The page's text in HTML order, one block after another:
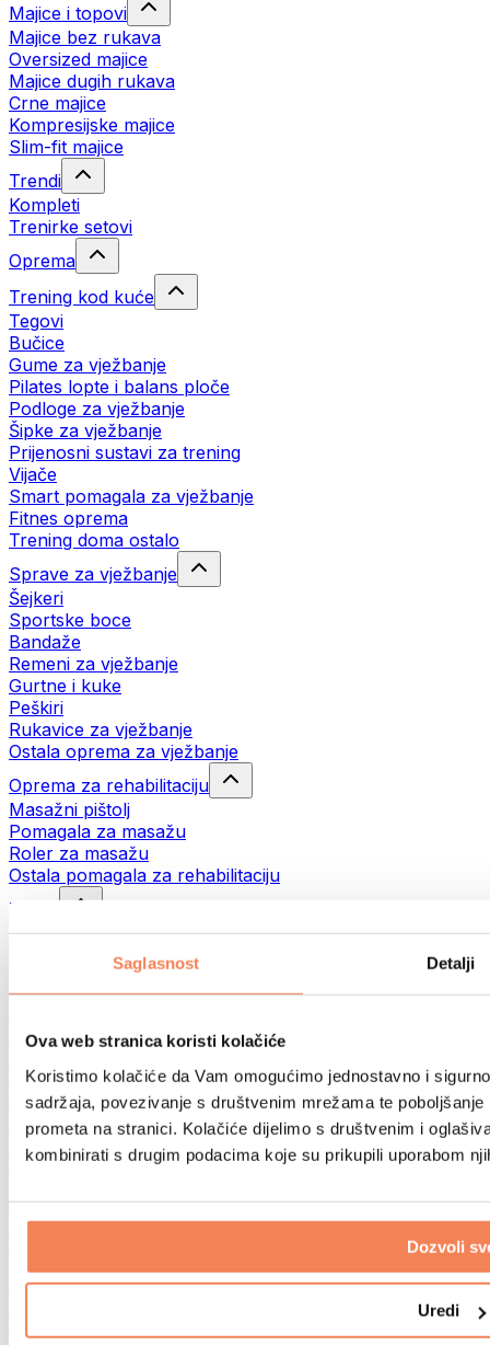
Saglasnost Detalji
Ova web stranica koristi kolačiće
Koristimo kolačiće da Vam omogućimo jednostavno i
sadržaja, povezivanje s društvenim mrežama te
prometa na stranici. Kolačiće dijelimo s društvenim i
kombinirati s drugim podacima koje su prikupili uporabom
Dozvoli
Uredi
Majice i topovi
Majice bez rukava
Oversized majice
Majice dugih rukava
Crne majice
Kompresijske majice
Slim-fit majice
Trendi
Kompleti
Trenirke setovi
Oprema
Trening kod kuće
Tegovi
Bučice
Gume za vježbanje
Pilates lopte i balans ploče
Podloge za vježbanje
Šipke za vježbanje
Prijenosni sustavi za trening
Vijače
Smart pomagala za vježbanje
Fitnes oprema
Trening doma ostalo
Sprave za vježbanje
Šejkeri
Sportske boce
Bandaže
Remeni za vježbanje
Gurtne i kuke
Peškiri
Rukavice za vježbanje
Ostala oprema za vježbanje
Oprema za rehabilitaciju
Masažni pištolj
Pomagala za masažu
Roler za masažu
Ostala pomagala za rehabilitaciju
Torbe
Torbe za hranu
Sportske torbe
Trčanje
Biciklizam
Joga i pilates
Kupanje hladnom vodom
Plivanje
Planinarenje
Biohacking
Terapija crvenim svjetlom
Eko kućanstvo